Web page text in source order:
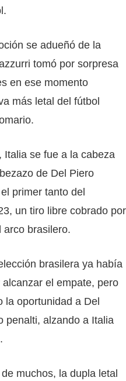
se adueñó de la
tomó por sorpresa
en ese momento
más letal del fútbol
se fue a la cabeza
de Del Piero
primer tanto del
un tiro libre cobrado por
arco brasilero.
brasilera ya había
el empate, pero
la oportunidad a Del
penalti, alzando a Italia
muchos, la dupla letal